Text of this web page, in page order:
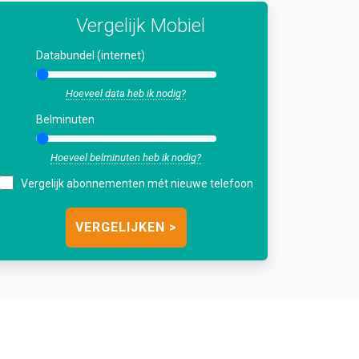
Vergelijk Mobiel
Databundel (internet)
Hoeveel data heb ik nodig?
Belminuten
Hoeveel belminuten heb ik nodig?
Vergelijk abonnementen mét nieuwe telefoon